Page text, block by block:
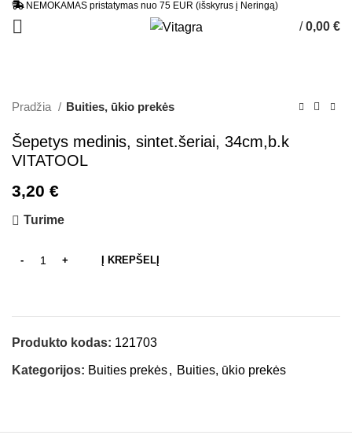
NEMOKAMAS pristatymas nuo 75 EUR (išskyrus į Neringą)
/ 0,00 €
Pradžia Buities, ūkio prekės
Šepetys medinis, sintet.šeriai, 34cm,b.k
VITATOOL
3,20 €
Turime
Į KREPŠELĮ
Produkto kodas: 121703
Kategorijos: Buities prekės, Buities, ūkio prekės